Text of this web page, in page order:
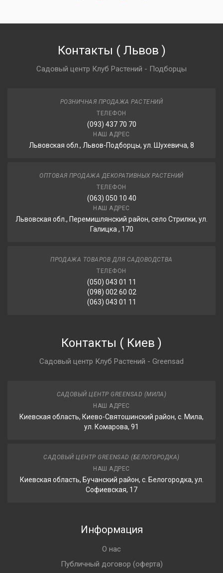
Контакты ( Львов )
Садовый центр Клуб Растений - Подборцы
РОЗНИЧНАЯ ПРОДАЖА РАСТЕНИЙ
ТЕЛЕФОН
(093) 437 70 70
НАШ АДРЕС
Львовская обл., Львов-Подборцы, ул. Шухевича, 8
ОПТОВАЯ ПРОДАЖА ДЕКОРАТИВНЫХ РАСТЕНИЙ
ТЕЛЕФОН
(063) 050 10 40
НАШ АДРЕС
Львовская обл., Перемишлянский район, село Стрилки, ул.
Галицка , 170
ПРОДАЖА ТОВАРОВ ДЛЯ САДОВОДСТВА
ТЕЛЕФОН
(050) 043 01 11
(098) 002 60 02
(063) 043 01 11
Контакты ( Киев )
Садовый центр Клуб Растений - Greensad
САДОВЫЙ ЦЕНТР GREENSAD (МИЛА)
НАШ АДРЕС
Киевская область, Киево-Святошинский район, с. Мила,
ул. Комарова, 91
САДОВЫЙ ЦЕНТР GREENSAD (БЕЛОГОРОДКА)
НАШ АДРЕС
Киевская область, Бучанский район, с. Белогородка, ул.
Софиевская, 17
Информация
О нас
Публичный договор (оферта)